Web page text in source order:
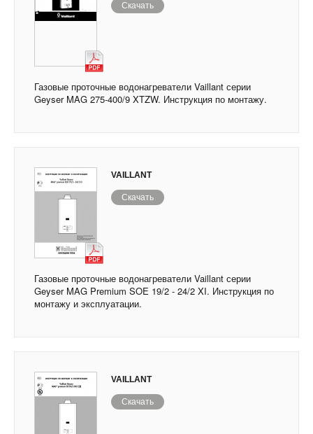
Скачать
Газовые проточные водонагреватели Vaillant серии
Geyser MAG 275-400/9 XTZW. Инструкция по монтажу.
VAILLANT
Скачать
Газовые проточные водонагреватели Vaillant серии
Geyser MAG Premium SOE 19/2 - 24/2 XI. Инструкция по
монтажу и эксплуатации.
VAILLANT
Скачать